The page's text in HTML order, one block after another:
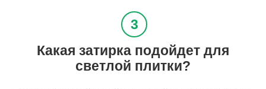
Какая затирка подойдет для
светлой плитки?